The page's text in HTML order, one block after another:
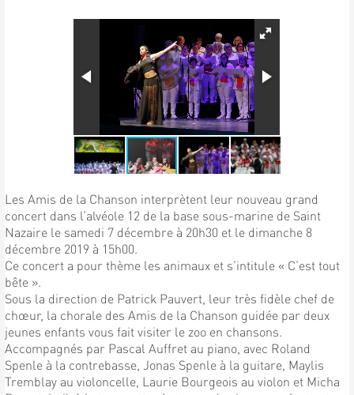
Les Amis de la Chanson interprètent leur nouveau grand
concert dans l’alvéole 12 de la base sous-marine de Saint
Nazaire le samedi 7 décembre à 20h30 et le dimanche 8
décembre 2019 à 15h00.
Ce concert a pour thème les animaux et s’intitule « C’est tout
bête ».
Sous la direction de Patrick Pauvert, leur très fidèle chef de
chœur, la chorale des Amis de la Chanson guidée par deux
jeunes enfants vous fait visiter le zoo en chansons.
Accompagnés par Pascal Auffret au piano, avec Roland
Spenle à la contrebasse, Jonas Spenle à la guitare, Maylis
Tremblay au violoncelle, Laurie Bourgeois au violon et Micha